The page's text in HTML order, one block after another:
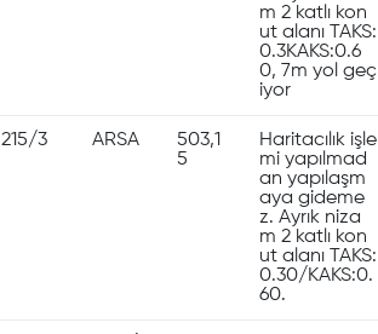
m 2 katlı kon
ut alanı TAKS:
0.3KAKS:0.6
0, 7m yol geç
iyor
215/3 ARSA
503,1
5
Haritacılık işle
mi yapılmad
an yapılaşm
aya gideme
z. Ayrık niza
m 2 katlı kon
ut alanı TAKS:
0.30/KAKS:0.
60.